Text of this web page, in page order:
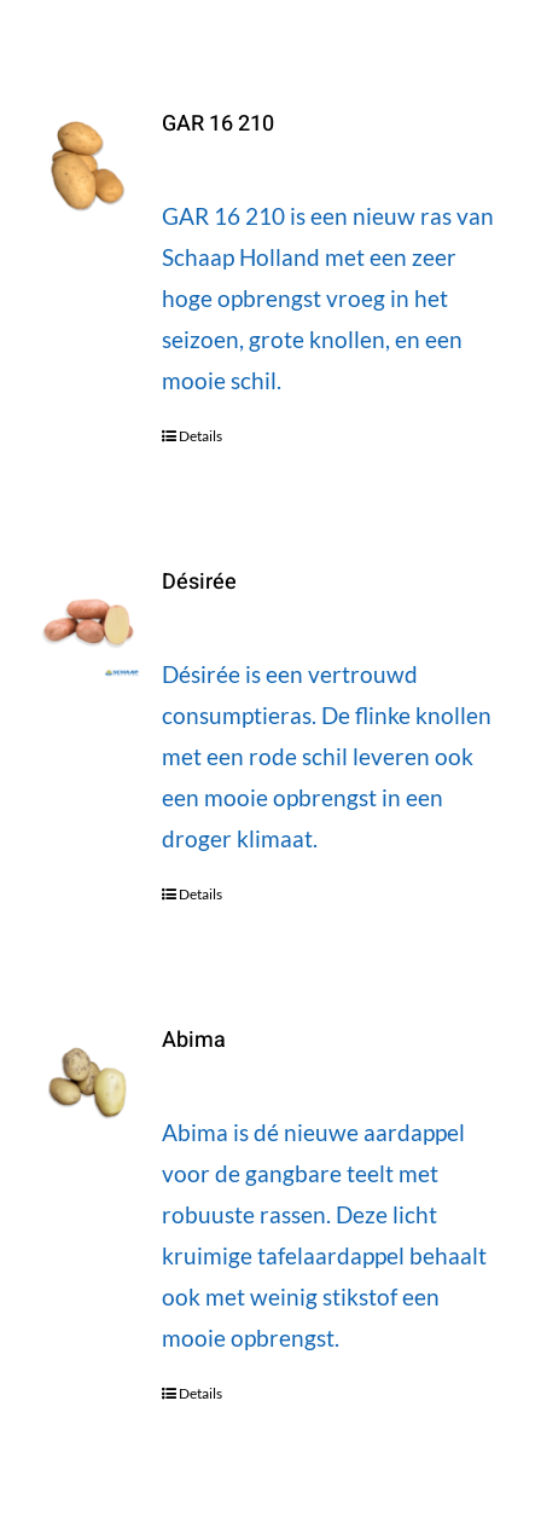
GAR 16 210
GAR 16 210 is een nieuw ras van
Schaap Holland met een zeer
hoge opbrengst vroeg in het
seizoen, grote knollen, en een
mooie schil.
Details
Désirée
Désirée is een vertrouwd
consumptieras. De flinke knollen
met een rode schil leveren ook
een mooie opbrengst in een
droger klimaat.
Details
Abima
Abima is dé nieuwe aardappel
voor de gangbare teelt met
robuuste rassen. Deze licht
kruimige tafelaardappel behaalt
ook met weinig stikstof een
mooie opbrengst.
Details